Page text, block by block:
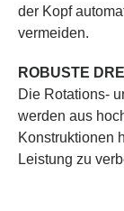
der Kopf
vermeiden.
ROBUSTE
Die Rotations-
werden aus
Konstruktionen
Leistung zu